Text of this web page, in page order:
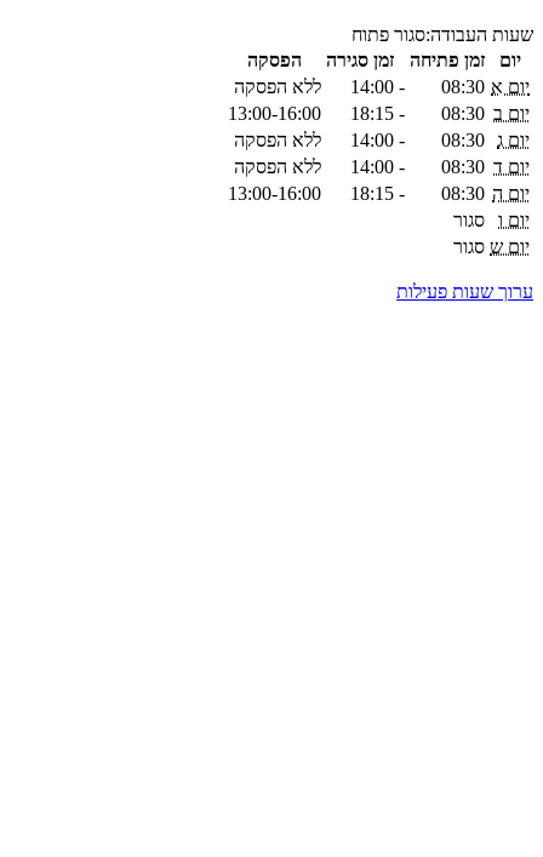
שעות העבודה:סגור פתוח
יום
זמן פתיחה זמן סגירה
הפסקה
יום א 08:30
-
14:00
ללא הפסקה
יום ב 08:30
-
18:15
13:00-16:00
יום ג 08:30
-
14:00
ללא הפסקה
יום ד 08:30
-
14:00
ללא הפסקה
יום ה 08:30
-
18:15
13:00-16:00
יום ו
סגור
יום ש סגור
ערוך שעות פעילות